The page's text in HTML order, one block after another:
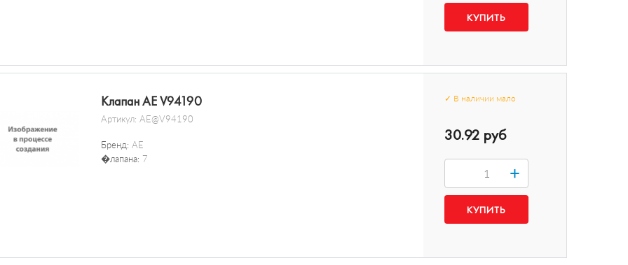
Клапан AE V94190
Артикул: AE@V94190
Бренд: AE
�лапана: 7
✓ В наличии мало
30.92 руб
+